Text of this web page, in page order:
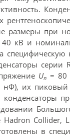
размеры при
40 кВ и
специфическую
серии
Un = 80
нФ), их пиковый
Collider,
в